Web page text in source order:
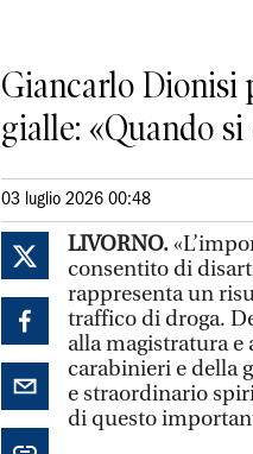
Giancarlo Dionisi
gialle: «Quando
03 luglio 2026 00:48
LIVORNO.
consentito di
rappresenta un
traffico di droga.
alla magistratura
carabinieri e della
e straordinario
di questo